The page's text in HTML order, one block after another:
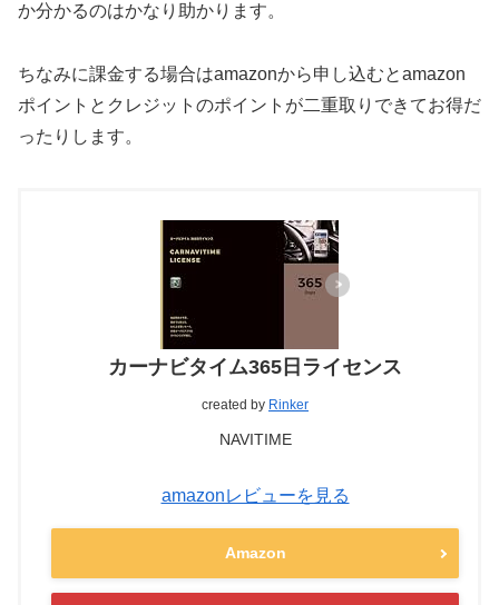
か分かるのはかなり助かります。
ちなみに課金する場合はamazonから申し込むとamazon
ポイントとクレジットのポイントが二重取りできてお得だ
ったりします。
カーナビタイム365日ライセンス
created by Rinker
NAVITIME
amazonレビューを見る
Amazon